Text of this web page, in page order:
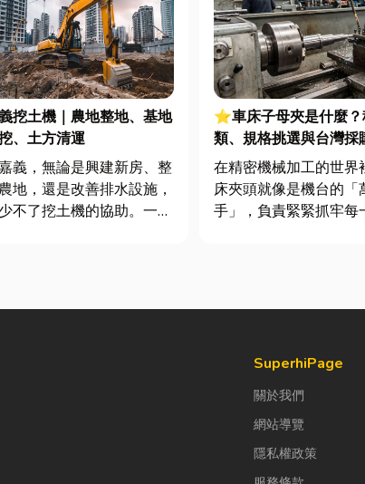
挖土機｜農地整地、基地
、土方清運
義，無論是興建新房、整
地，還是改善排水設施，
不了挖土機的協助。一台
⭐車床子母夾是什麼
類、規格挑選與台灣採
完整指南
在精密機械加工的世界
床夾頭就像是機台的「
手」，負責緊緊抓牢每
具」的...SuperhiPage
關於我們
網站導覽
隱私權政策